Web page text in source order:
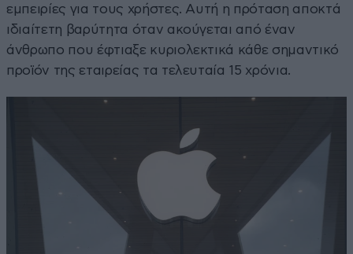
εμπειρίες για τους χρήστες. Αυτή η πρόταση αποκτά
ιδιαίτετη βαρύτητα όταν ακούγεται από έναν
άνθρωπο που έφτιαξε κυριολεκτικά κάθε σημαντικό
προϊόν της εταιρείας τα τελευταία 15 χρόνια.